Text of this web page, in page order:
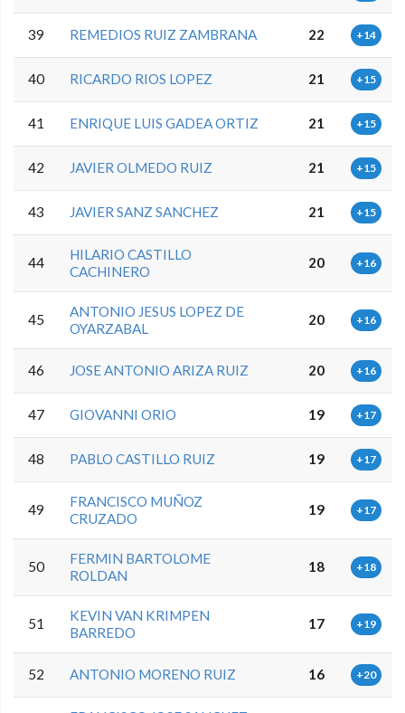
39 REMEDIOS RUIZ ZAMBRANA 22 +14
40 RICARDO RIOS LOPEZ 21 +15
41 ENRIQUE LUIS GADEA ORTIZ 21 +15
42 JAVIER OLMEDO RUIZ 21 +15
43 JAVIER SANZ SANCHEZ 21 +15
44
HILARIO CASTILLO
CACHINERO
20 +16
45
ANTONIO JESUS LOPEZ DE
OYARZABAL
20 +16
46 JOSE ANTONIO ARIZA RUIZ 20 +16
47 GIOVANNI ORIO 19 +17
48 PABLO CASTILLO RUIZ 19 +17
49
FRANCISCO MUÑOZ
CRUZADO
19 +17
50
FERMIN BARTOLOME
ROLDAN
18 +18
51
KEVIN VAN KRIMPEN
BARREDO
17 +19
52 ANTONIO MORENO RUIZ 16 +20